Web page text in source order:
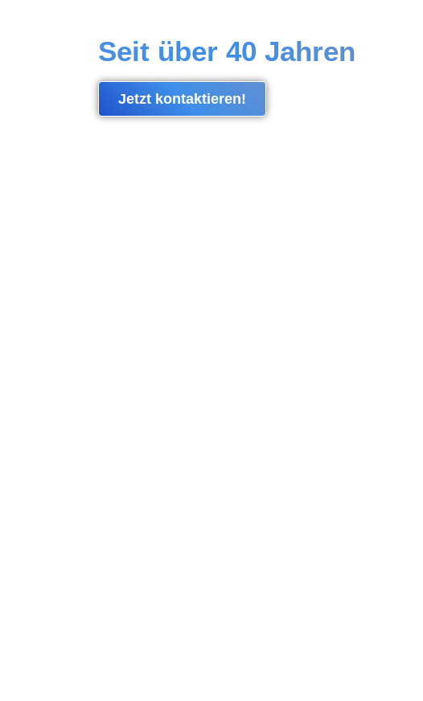
Seit über 40 Jahren
Jetzt kontaktieren!